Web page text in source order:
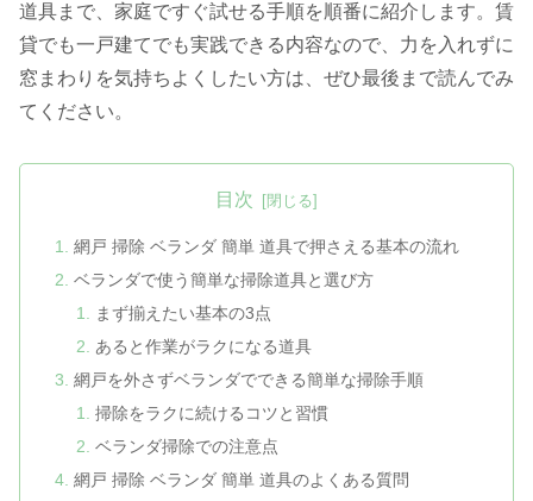
道具まで、家庭ですぐ試せる手順を順番に紹介します。賃
貸でも一戸建てでも実践できる内容なので、力を入れずに
窓まわりを気持ちよくしたい方は、ぜひ最後まで読んでみ
てください。
目次
網戸 掃除 ベランダ 簡単 道具で押さえる基本の流れ
ベランダで使う簡単な掃除道具と選び方
まず揃えたい基本の3点
あると作業がラクになる道具
網戸を外さずベランダでできる簡単な掃除手順
掃除をラクに続けるコツと習慣
ベランダ掃除での注意点
網戸 掃除 ベランダ 簡単 道具のよくある質問